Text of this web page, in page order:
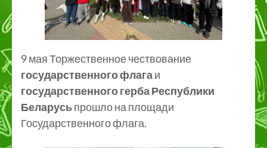
9 мая Торжественное чествование
государственного флагаи
государственного герба Республики
Беларусьпрошло на площади
Государственного флага.